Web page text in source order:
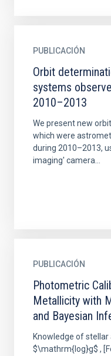
PUBLICACIÓN
Orbit
systems
2010–2013
We present new
which were
during 2010–2013,
imaging' camera...
PUBLICACIÓN
Photometric
Metallicity with
and Bayesian
Knowledge of
$\mathrm{log}g$ ,